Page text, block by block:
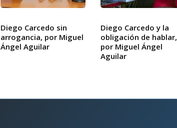
Diego Carcedo sin
arrogancia, por Miguel
Ángel Aguilar
Diego Carcedo y la
obligación de hablar,
por Miguel Ángel
Aguilar